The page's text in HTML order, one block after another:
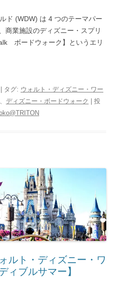
ド (WDW) は 4 つのテーマパー
商業施設のディズニー・スプリ
ボードウォーク】というエリ
| タグ: ウォルト・ディズニー・ワー
ディズニー・ボードウォーク
| 投
ルト・ディズニー・ワ
ィブルサマー】